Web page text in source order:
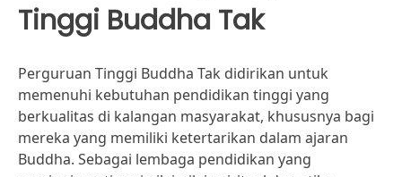
Tinggi Buddha Tak
Perguruan Tinggi Buddha Tak didirikan untuk
memenuhi kebutuhan pendidikan tinggi yang
berkualitas di kalangan masyarakat, khususnya bagi
mereka yang memiliki ketertarikan dalam ajaran
Buddha. Sebagai lembaga pendidikan yang